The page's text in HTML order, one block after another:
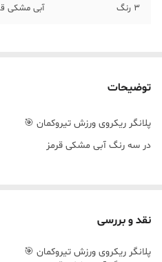
۳ رنگ آبی مشکی
توضیحات
پلانگر ریکروی ورزش تیروکمان 🎯
در سه رنگ آبی مشکی قرمز
نقد و بررسی
پلانگر ریکروی ورزش تیروکمان 🎯